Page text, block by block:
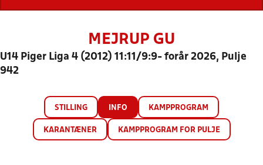
MEJRUP GU
U14 Piger Liga 4 (2012) 11:11/9:9- forår 2026, Pulje
942
STILLING INFO KAMPPROGRAM
KARANTÆNER KAMPPROGRAM FOR PULJE